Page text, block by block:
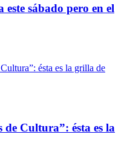
este sábado pero en el
de Cultura”: ésta es la